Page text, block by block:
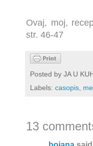
Ovaj, moj,
str. 46-47
Posted by JA U
Labels: casopis,
13